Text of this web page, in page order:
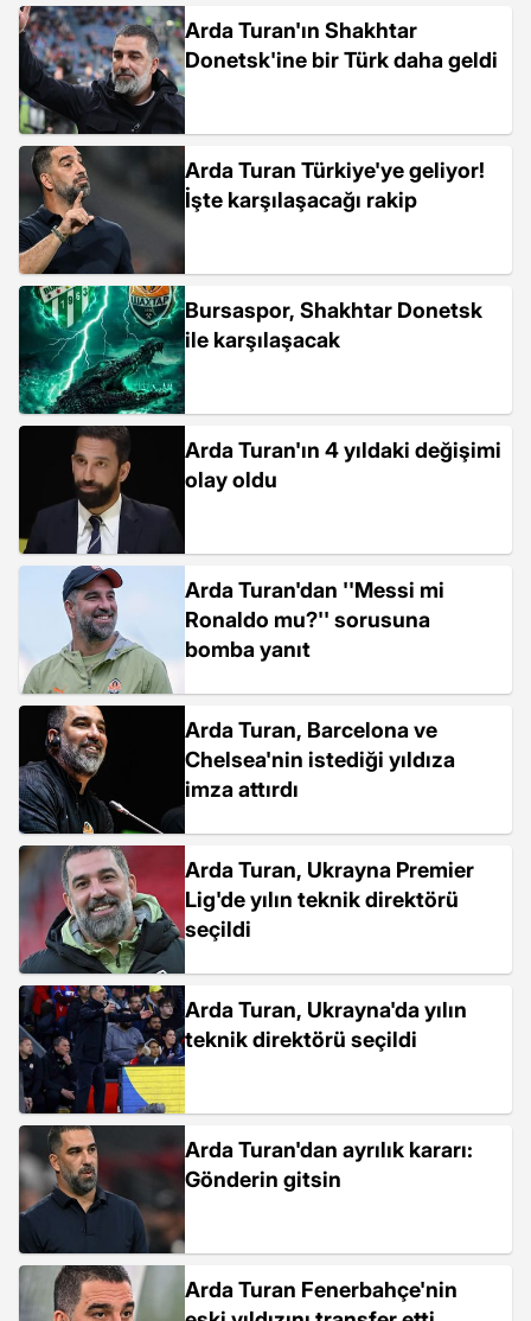
Arda Turan'ın Shakhtar
Donetsk'ine bir Türk daha geldi
Arda Turan Türkiye'ye geliyor!
İşte karşılaşacağı rakip
Bursaspor, Shakhtar Donetsk
ile karşılaşacak
Arda Turan'ın 4 yıldaki değişimi
olay oldu
Arda Turan'dan ''Messi mi
Ronaldo mu?'' sorusuna
bomba yanıt
Arda Turan, Barcelona ve
Chelsea'nin istediği yıldıza
imza attırdı
Arda Turan, Ukrayna Premier
Lig'de yılın teknik direktörü
seçildi
Arda Turan, Ukrayna'da yılın
teknik direktörü seçildi
Arda Turan'dan ayrılık kararı:
Gönderin gitsin
Arda Turan Fenerbahçe'nin